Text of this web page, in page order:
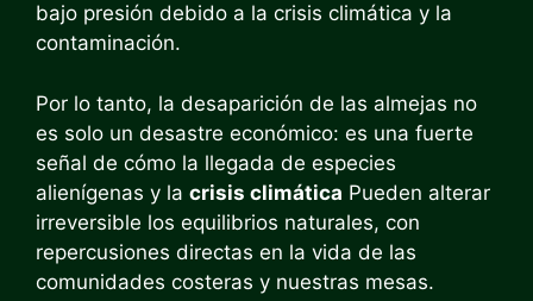
bajo presión debido a la crisis climática y la
contaminación.
Por lo tanto, la desaparición de las almejas no
es solo un desastre económico: es una fuerte
señal de cómo la llegada de especies
alienígenas y la crisis climática Pueden alterar
irreversible los equilibrios naturales, con
repercusiones directas en la vida de las
comunidades costeras y nuestras mesas.